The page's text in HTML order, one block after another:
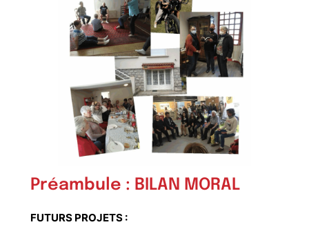
Préambule : BILAN MORAL
FUTURS PROJETS :